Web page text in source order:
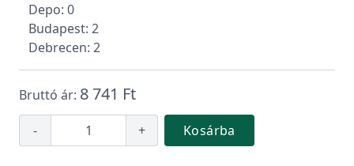
Depo: 0
Budapest: 2
Debrecen: 2
Bruttó ár: 8 741 Ft
- + Kosárba